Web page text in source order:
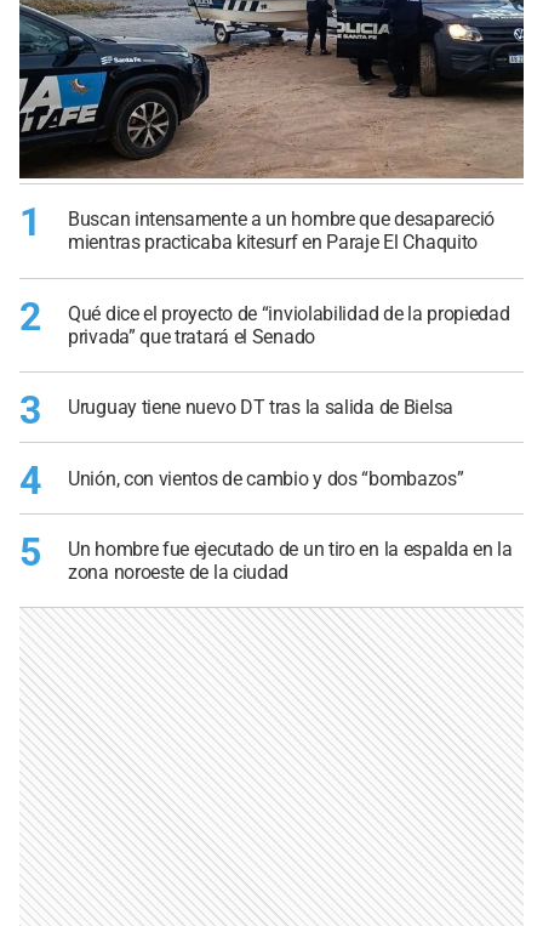
1
Buscan intensamente a un hombre que desapareció
mientras practicaba kitesurf en Paraje El Chaquito
2
Qué dice el proyecto de “inviolabilidad de la propiedad
privada” que tratará el Senado
3 Uruguay tiene nuevo DT tras la salida de Bielsa
4 Unión, con vientos de cambio y dos “bombazos”
5
Un hombre fue ejecutado de un tiro en la espalda en la
zona noroeste de la ciudad